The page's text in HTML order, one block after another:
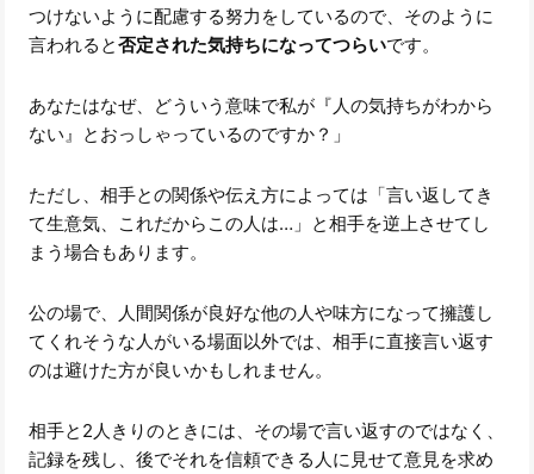
つけないように配慮する努力をしているので、そのように
言われると否定された気持ちになってつらいです。
あなたはなぜ、どういう意味で私が『人の気持ちがわから
ない』とおっしゃっているのですか？」
ただし、相手との関係や伝え方によっては「言い返してき
て生意気、これだからこの人は…」と相手を逆上させてし
まう場合もあります。
公の場で、人間関係が良好な他の人や味方になって擁護し
てくれそうな人がいる場面以外では、相手に直接言い返す
のは避けた方が良いかもしれません。
相手と2人きりのときには、その場で言い返すのではなく、
記録を残し、後でそれを信頼できる人に見せて意見を求め